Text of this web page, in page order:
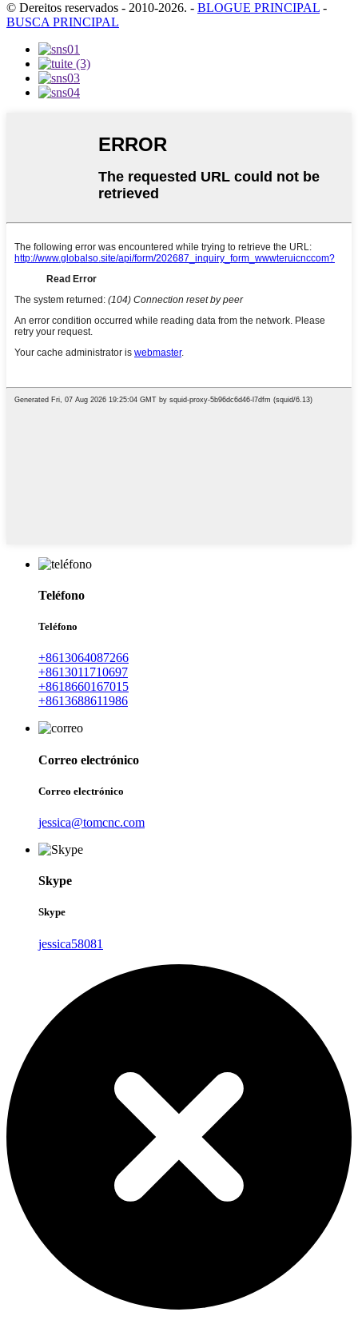
© Dereitos reservados - 2010-2026. - BLOGUE PRINCIPAL -
BUSCA PRINCIPAL
Teléfono
Teléfono
+8613064087266
+8613011710697
+8618660167015
+8613688611986
Correo electrónico
Correo electrónico
jessica@tomcnc.com
Skype
Skype
jessica58081